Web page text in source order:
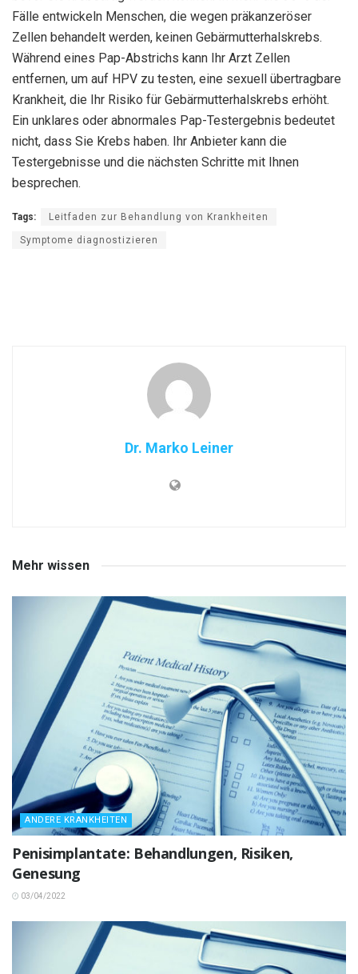
Fälle entwickeln Menschen, die wegen präkanzeröser
Zellen behandelt werden, keinen Gebärmutterhalskrebs.
Während eines Pap-Abstrichs kann Ihr Arzt Zellen
entfernen, um auf HPV zu testen, eine sexuell übertragbare
Krankheit, die Ihr Risiko für Gebärmutterhalskrebs erhöht.
Ein unklares oder abnormales Pap-Testergebnis bedeutet
nicht, dass Sie Krebs haben. Ihr Anbieter kann die
Testergebnisse und die nächsten Schritte mit Ihnen
besprechen.
Tags: Leitfaden zur Behandlung von Krankheiten
Symptome diagnostizieren
Dr. Marko Leiner
Mehr wissen
ANDERE KRANKHEITEN
Penisimplantate: Behandlungen, Risiken,
Genesung
03/04/2022